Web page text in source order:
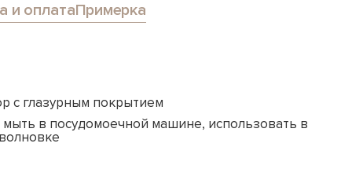
и оплатаПримерка
с глазурным покрытием
в посудомоечной машине, использовать в